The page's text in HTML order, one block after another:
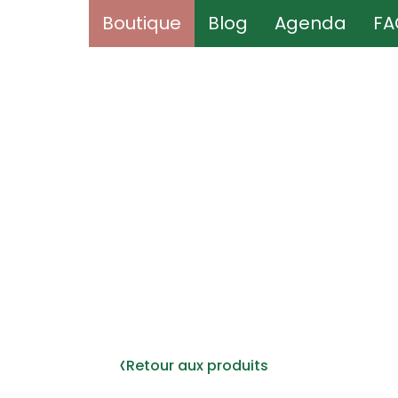
Boutique Blog Agenda
Boutique Blog Agenda
‹Retour aux produits